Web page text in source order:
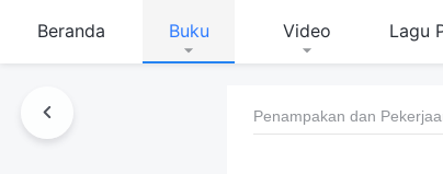
Beranda Buku Video Lagu
Penampakan dan